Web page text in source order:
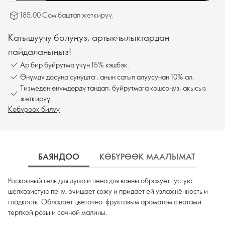
185,00 Сом баштап жеткирүү.
Катышуучу болуңуз, артыкчылыктардан
пайдаланыңыз!
Ар бир буйрутма үчүн 15% кэшбэк.
Өнүмдү досуңа сунушта , анын сатып алуусунан 10% ал.
Тизмеден өнүмдөрдү тандап, буйрутмага кошсоңуз, акысыз
жеткирүү.
Көбүрөөк билүү
БАЯНДОО КӨБҮРӨӨК МААЛЫМАТ
Роскошный гель для душа и пена для ванны образует густую
шелковистую пену, очищает кожу и придает ей увлажнённость и
гладкость. Обладает цветочно-фруктовым ароматом с нотами
терпкой розы и сочной малины.